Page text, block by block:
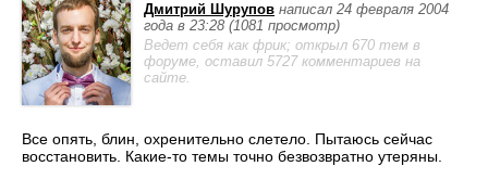
Дмитрий Шурупов написал 24 февраля 2004
года в 23:28 (1081 просмотр)
Ведет себя как фрик; открыл 670 тем в
форуме, оставил 5727 комментариев на
сайте.
Все опять, блин, охренительно слетело. Пытаюсь сейчас
восстановить. Какие-то темы точно безвозвратно утеряны.